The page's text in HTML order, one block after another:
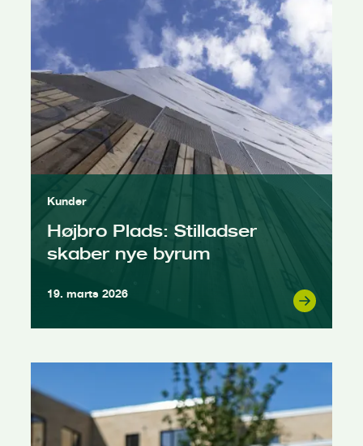
Kunder
Højbro Plads: Stilladser
skaber nye byrum
19. marts 2026